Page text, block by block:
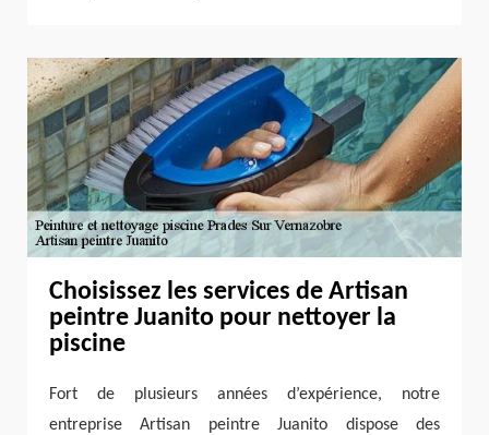
Choisissez les services de Artisan
peintre Juanito pour nettoyer la
piscine
Fort de plusieurs années d’expérience, notre
entreprise Artisan peintre Juanito dispose des